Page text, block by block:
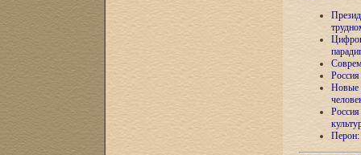
Новые
Перон: